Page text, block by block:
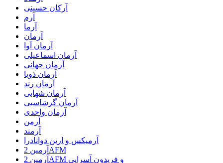
آرکان حسینی
آرم
آرما
آرمان
آرمان آوا
آرمان اسماعیلی
آرمان جهانی
آرمان ذویا
آرمان زند
آرمان شهابی
آرمان گرشاسبی
آرمان واحدی
آرمن
آرمند
آرمیکس و ارین دوانادرا
آرمین 2AFM
آرمین 2AFM و فریدون آسرایی